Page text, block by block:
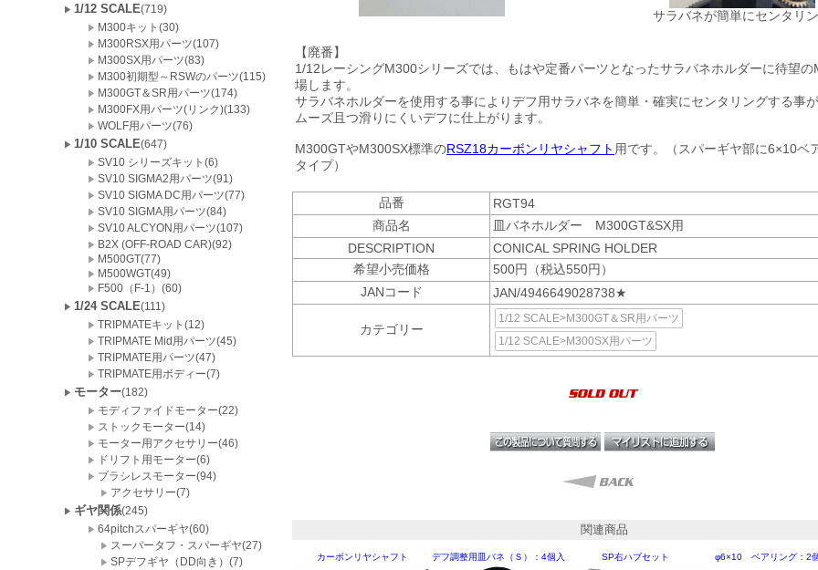
1/12 SCALE(719)
M300キット(30)
M300RSX用パーツ(107)
M300SX用パーツ(83)
M300初期型～RSWのパーツ(115)
M300GT＆SR用パーツ(174)
M300FX用パーツ(リンク)(133)
WOLF用パーツ(76)
1/10 SCALE(647)
SV10 シリーズキット(6)
SV10 SIGMA2用パーツ(91)
SV10 SIGMA DC用パーツ(77)
SV10 SIGMA用パーツ(84)
SV10 ALCYON用パーツ(107)
B2X (OFF-ROAD CAR)(92)
M500GT(77)
M500WGT(49)
F500（F-1）(60)
1/24 SCALE(111)
TRIPMATEキット(12)
TRIPMATE Mid用パーツ(45)
TRIPMATE用パーツ(47)
TRIPMATE用ボディー(7)
モーター(182)
モディファイドモーター(22)
ストックモーター(14)
モーター用アクセサリー(46)
ドリフト用モーター(6)
ブラシレスモーター(94)
アクセサリー(7)
ギヤ関係(245)
64pitchスパーギヤ(60)
スーパータフ・スパーギヤ(27)
SPデフギヤ（DD向き）(7)
サラバネが簡単にセンタリ
【廃番】
1/12レーシングM300シリーズでは、もはや定番パーツとなったサラバネホルダーに待望
場します。
サラバネホルダーを使用する事によりデフ用サラバネを簡単・確実にセンタリングする事
ムーズ且つ滑りにくいデフに仕上がります。
M300GTやM300SX標準のRSZ18カーボンリヤシャフト 用です。（スパーギヤ部に6×10ベ
タイプ）
品番
RGT94
商品名
皿バネホルダー M300GT&SX用
DESCRIPTION
CONICAL SPRING HOLDER
希望小売価格
500円（税込550円）
JANコード
JAN/4946649028738★
カテゴリー
1/12 SCALE>M300GT＆SR用パーツ
1/12 SCALE>M300SX用パーツ
関連商品
カーボンリヤシャフト デフ調整用皿バネ（Ｓ）：4個入 SP右ハブセット φ6×10 ベアリング：2